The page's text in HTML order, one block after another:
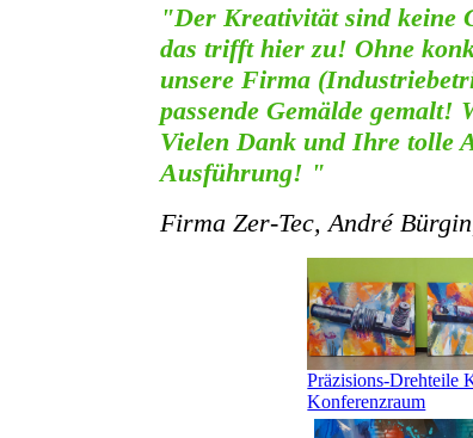
"Der Kreativität sind keine
das trifft hier zu! Ohne
unsere Firma
passende Gemälde gemalt!
Vielen Dank und Ihre tolle
Ausführung! "
Firma Zer-Tec, André
Präzisions-Drehteile
Konferenzraum